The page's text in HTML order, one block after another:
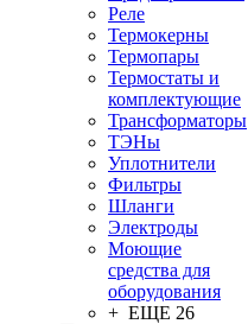
Реле
Термокерны
Термопары
Термостаты и
комплектующие
Трансформаторы
ТЭНы
Уплотнители
Фильтры
Шланги
Электроды
Моющие
средства для
оборудования
+ ЕЩЕ 26